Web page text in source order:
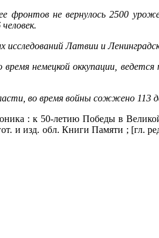
не вернулось 2500
Латвии и
немецкой оккупации, ведется
во время войны сожжено 113
: к 50-летию Победы в
и изд. обл. Книги Памяти ; [гл.